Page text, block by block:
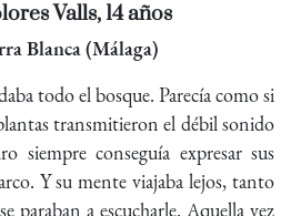
Valls, 14 años
Blanca (Málaga)
todo el bosque. Parecía como si
transmitieron el débil sonido
siempre conseguía expresar sus
Y su mente viajaba lejos, tanto
paraban a escucharle. Aquella vez